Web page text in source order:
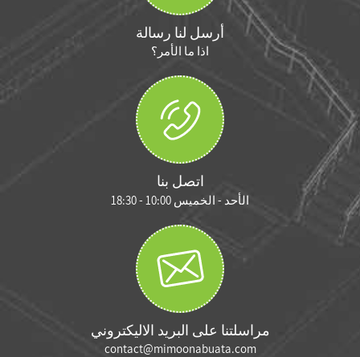
أرسل لنا رسالة
اذا ما الأمر؟
اتصل بنا
الأحد - الخميس 10:00 - 18:30
مراسلتنا على البريد الاليكتروني
contact@mimoonabuata.com